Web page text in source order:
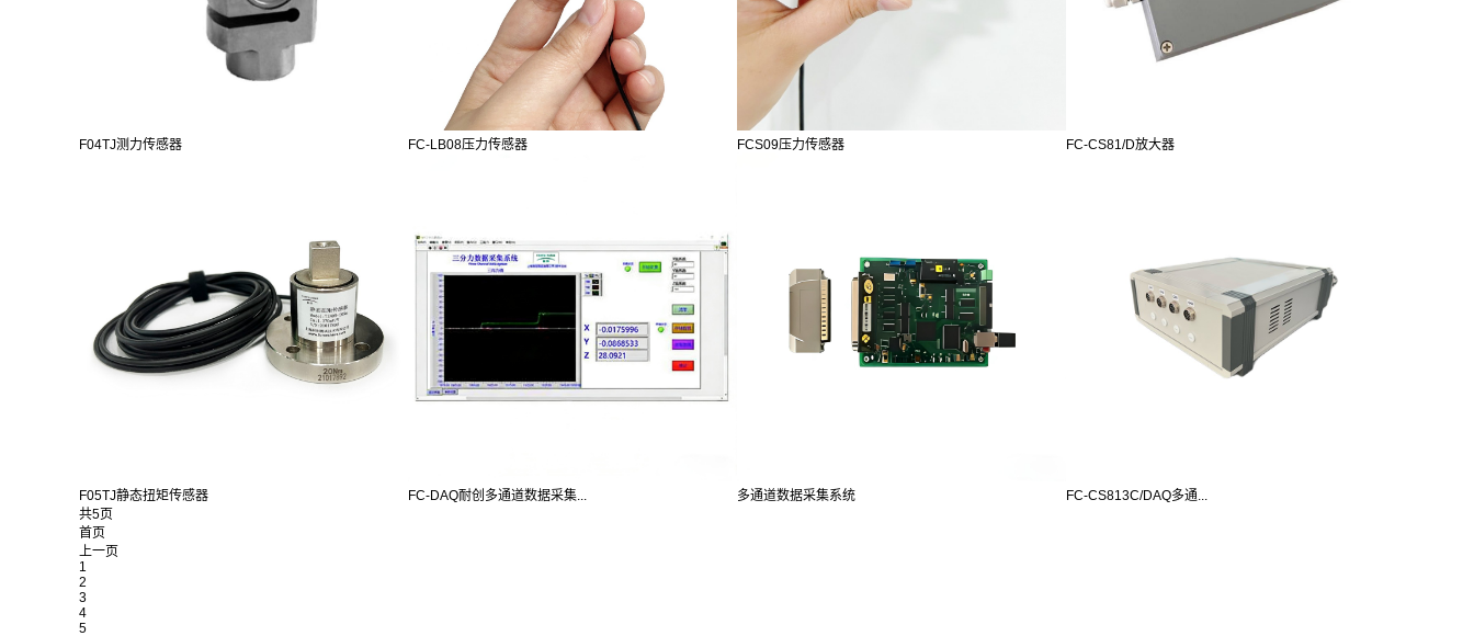
F04TJ测力传感器 FC-LB08压力传感器 FCS09压力传感器 FC-CS81/D放大器
F05TJ静态扭矩传感器 FC-DAQ耐创多通道数据采集... 多通道数据采集系统
FC-CS813C/DAQ多通...
共5页
首页
上一页
1
2
3
4
5